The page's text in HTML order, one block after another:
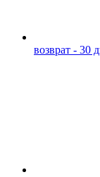
возврат - 30